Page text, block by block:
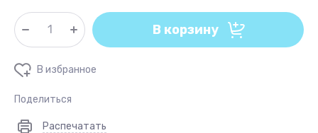
В корзину
В избранное
Поделиться
Распечатать